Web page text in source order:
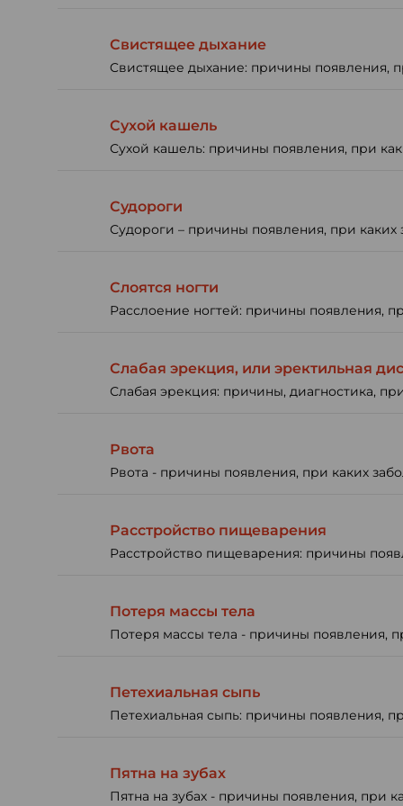
Свистящее дыхание
Cвистящее дыхание: причины появления,
Сухой кашель
Сухой кашель: причины появления, при
Судороги
Судороги – причины появления, при каких
Слоятся ногти
Расслоение ногтей: причины появления,
Слабая эрекция, или эректильная
Слабая эрекция: причины, диагностика,
Рвота
Рвота - причины появления, при каких
Расстройство пищеварения
Расстройство пищеварения: причины
Потеря массы тела
Потеря массы тела - причины появления,
Петехиальная сыпь
Петехиальная сыпь: причины появления,
Пятна на зубах
Пятна на зубах - причины появления, при